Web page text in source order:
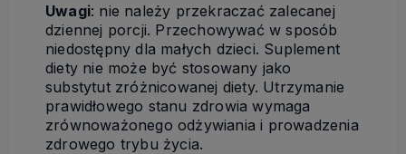
Uwagi: nie należy przekraczać zalecanej
dziennej porcji. Przechowywać w sposób
niedostępny dla małych dzieci. Suplement
diety nie może być stosowany jako
substytut zróżnicowanej diety. Utrzymanie
prawidłowego stanu zdrowia wymaga
zrównoważonego odżywiania i prowadzenia
zdrowego trybu życia.